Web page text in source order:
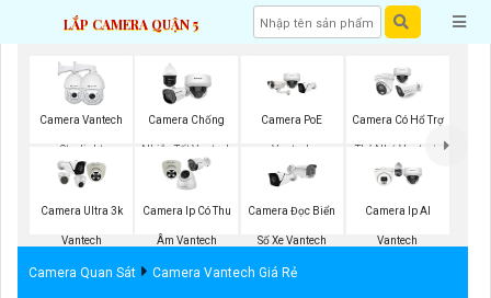
LẮP CAMERA QUẬN 5
Camera Vantech
Starlight
Camera Chống
Nhiễu Tốt Vantech
Camera PoE
Vantech
Camera Có Hổ Trợ
Thẻ Nhớ Vantech
Camera Ultra 3k
Vantech
Camera Ip Có Thu
Âm Vantech
Camera Đọc Biển
Số Xe Vantech
Camera Ip AI
Vantech
Camera Quan Sát Camera Vantech Giá Rẻ